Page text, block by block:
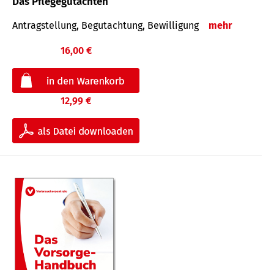
Antragstellung, Begutachtung, Bewilligung mehr
16,00 €
12,99 €